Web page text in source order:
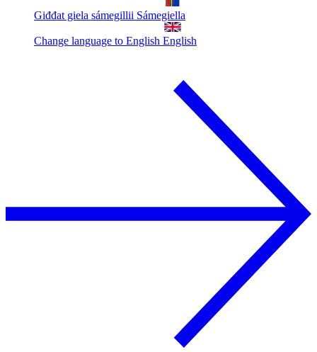
Giđđat giela sámegillii Sámegiella
Change language to English English